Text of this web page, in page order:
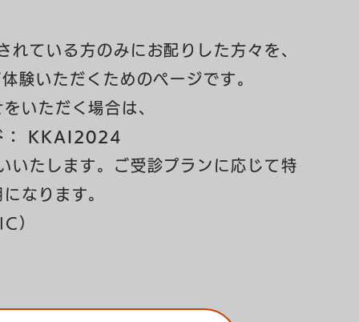
れている方のみにお配りした方々を、
験いただくためのページです。
いただく場合は、
： KKAI2024
いたします。ご受診プランに応じて特
なります。
）